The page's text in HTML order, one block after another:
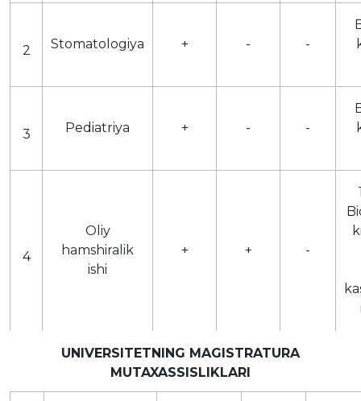
2 Stomatologiya + - -
3 Pediatriya + - -
4
Oliy
hamshiralik
ishi
+ + -
UNIVERSITETNING MAGISTRATURA
MUTAXASSISLIKLARI